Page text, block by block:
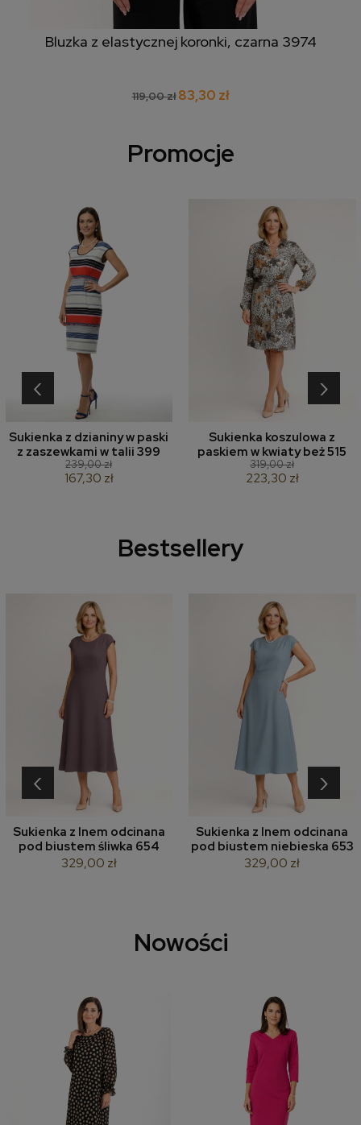
Bluzka z elastycznej koronki, czarna 3974
119,00 zł 83,30 zł
Promocje
Sukienka z dzianiny w paski
z zaszewkami w talii 399
239,00 zł
167,30 zł
Sukienka koszulowa z
paskiem w kwiaty beż 515
319,00 zł
223,30 zł
‹ ›
Bestsellery
Sukienka z lnem odcinana
pod biustem śliwka 654
329,00 zł
Sukienka z lnem odcinana
pod biustem niebieska 653
329,00 zł
‹ ›
Nowości